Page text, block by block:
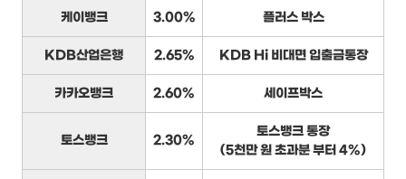
케이뱅크 3.00% 플러스 박스
KDB산업은행 2.65% KDB Hi 비대면 입출금통장
카카오뱅크 2.60% 세이프박스
토스뱅크 2.30%
토스뱅크 통장
(5천만 원 초과분 부터 4%)